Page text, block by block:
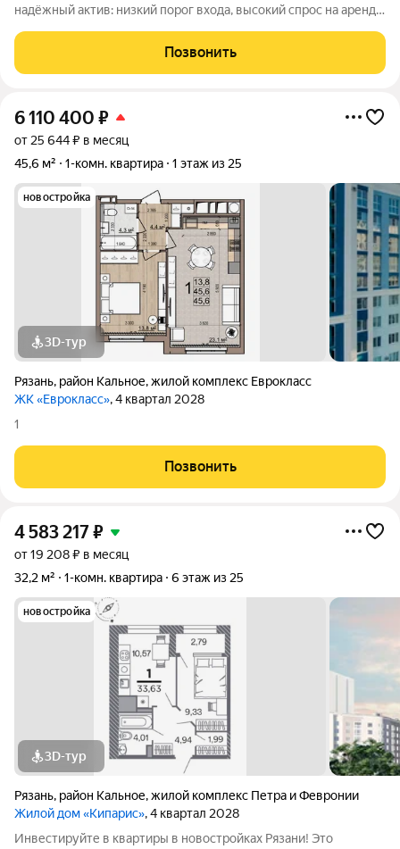
надёжный актив: низкий порог входа, высокий спрос на аренду
чтобы жизнь была удобной,
Позвонить
6 110 400 ₽
от 25 644 ₽ в месяц
45,6 м²
1-комн. квартира 1 этаж из 25
новостройка
3D-тур
Рязань, район Кальное,жилой комплекс Еврокласс
ЖК «Еврокласс», 4 квартал 2028
1
Позвонить
4 583 217₽
от 19 208 ₽ в месяц
32,2 м²
1-комн. квартира 6 этаж из 25
новостройка
3D-тур
Рязань, район Кальное,жилой комплекс Петра и Февронии
Жилой дом «Кипарис», 4 квартал 2028
Инвестируйте в квартиры в новостройках Рязани! Это